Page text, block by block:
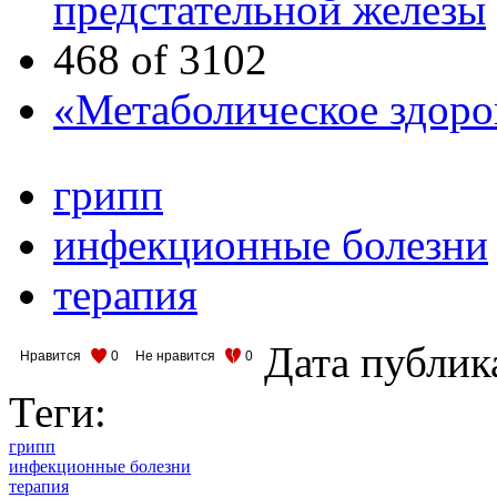
предстательной железы
468 of 3102
«Метаболическое
грипп
инфекционные болезни
терапия
Нравится 0 Не нравится 0
Дата
Теги:
грипп
инфекционные болезни
терапия